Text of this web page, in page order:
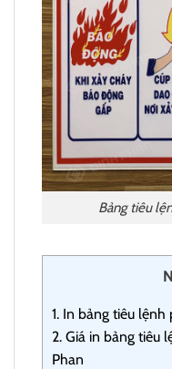
Bảng tiêu
1. In bảng tiêu lệnh
2. Giá in bảng tiêu
Phan